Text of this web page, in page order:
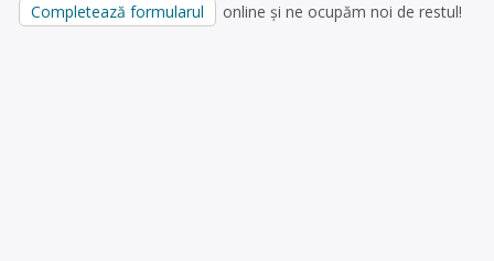
Completează formularul
online și ne ocupăm noi de restul!